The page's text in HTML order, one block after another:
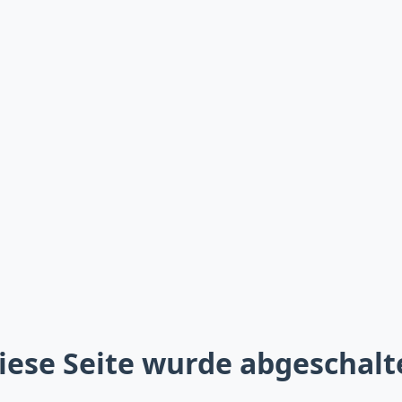
Seite wurde